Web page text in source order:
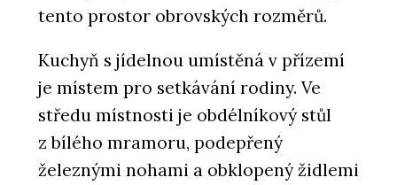
tento prostor obrovských rozměrů.
Kuchyň s jídelnou umístěná v přízemí
je místem pro setkávání rodiny. Ve
středu místnosti je obdélníkový stůl
z bílého mramoru, podepřený
železnými nohami a obklopený židlemi